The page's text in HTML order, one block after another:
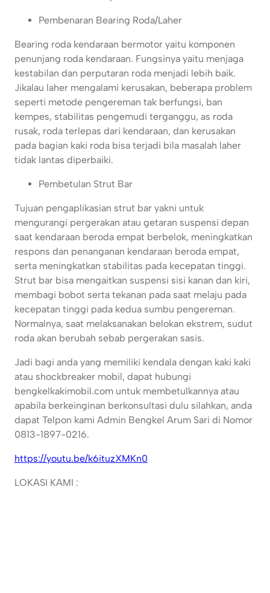
Pembenaran Bearing Roda/Laher
Bearing roda kendaraan bermotor yaitu komponen
penunjang roda kendaraan. Fungsinya yaitu menjaga
kestabilan dan perputaran roda menjadi lebih baik.
Jikalau laher mengalami kerusakan, beberapa problem
seperti metode pengereman tak berfungsi, ban
kempes, stabilitas pengemudi terganggu, as roda
rusak, roda terlepas dari kendaraan, dan kerusakan
pada bagian kaki roda bisa terjadi bila masalah laher
tidak lantas diperbaiki.
Pembetulan Strut Bar
Tujuan pengaplikasian strut bar yakni untuk
mengurangi pergerakan atau getaran suspensi depan
saat kendaraan beroda empat berbelok, meningkatkan
respons dan penanganan kendaraan beroda empat,
serta meningkatkan stabilitas pada kecepatan tinggi.
Strut bar bisa mengaitkan suspensi sisi kanan dan kiri,
membagi bobot serta tekanan pada saat melaju pada
kecepatan tinggi pada kedua sumbu pengereman.
Normalnya, saat melaksanakan belokan ekstrem, sudut
roda akan berubah sebab pergerakan sasis.
Jadi bagi anda yang memiliki kendala dengan kaki kaki
atau shockbreaker mobil, dapat hubungi
bengkelkakimobil.com untuk membetulkannya atau
apabila berkeinginan berkonsultasi dulu silahkan, anda
dapat Telpon kami Admin Bengkel Arum Sari di Nomor
0813-1897-0216.
https://youtu.be/k6ituzXMKn0
LOKASI KAMI :